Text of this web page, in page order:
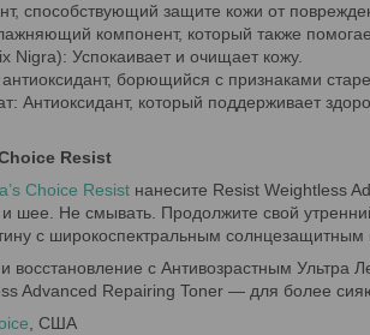
способствующий защите кожи от
компонент, который также
Nigra): Успокаивает и очищает кожу.
борющийся с признаками
Антиоксидант, который поддерживает
Resist
Choice Resist нанесите Resist Weightless
и шее. Не смывать. Продолжите свой
с широкоспектральным
восстановление с Антивозрастным Ультра
Advanced Repairing Toner — для более
, США